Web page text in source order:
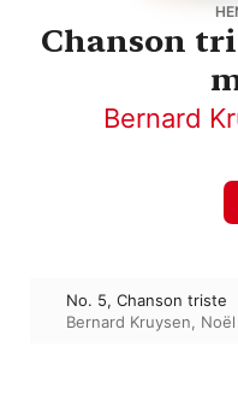
Chanson
Bernard
No. 5, Chanson triste
Bernard Kruysen,